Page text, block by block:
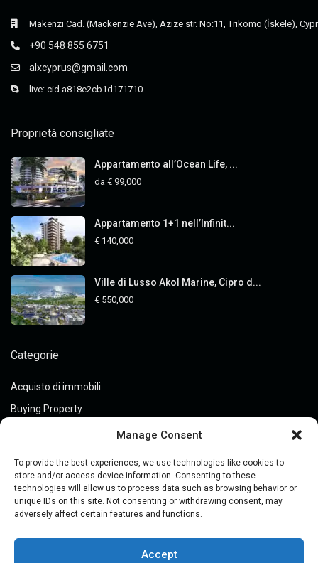
Manage Consent
To provide the best experiences, we use technologies like cookies to
store and/or access device information. Consenting to these
technologies will allow us to process data such as browsing behavior or
unique IDs on this site. Not consenting or withdrawing consent, may
adversely affect certain features and functions.
Accept
Makenzi Cad. (Mackenzie Ave), Azize str. No:11, Trikomo (İskele),
+90 548 855 6751
alxcyprus@gmail.com
live:.cid.a818e2cb1d171710
Proprietà consigliate
Appartamento all’Ocean Life, ...
da € 99,000
Appartamento 1+1 nell’Infinit...
€ 140,000
Ville di Lusso Akol Marine, Cipro d...
€ 550,000
Categorie
Acquisto di immobili
Buying Property
Legal Guides
Off-Market Assets
Posizione
Prezzo